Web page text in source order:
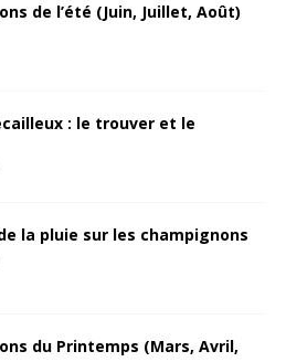
de l’été (Juin, Juillet, Août)
: le trouver et le
la pluie sur les champignons
du Printemps (Mars, Avril,